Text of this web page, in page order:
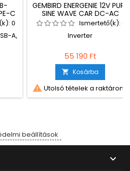
C
0
A,
GEMBIRD ENERGENIE 12V PURE
SINE WAVE CAR DC-AC
POWER INVERTER 1000W
Ismertető(k): 0
Inverter
55 190 Ft
 Kosárba
 Utolsó tételek a raktáron
beállítások
